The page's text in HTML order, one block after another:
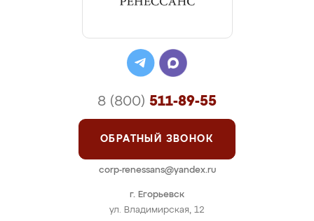
г. Егорьевск
ул. Владимирская, 12
8 (800) 511-89-55
ОБРАТНЫЙ ЗВОНОК
corp-renessans@yandex.ru